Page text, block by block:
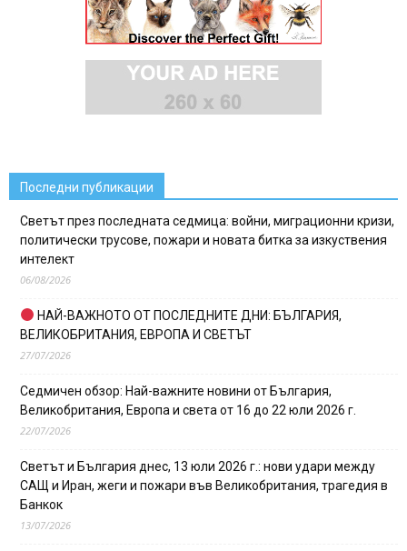
Последни публикации
Светът през последната седмица: войни, миграционни кризи,
политически трусове, пожари и новата битка за изкуствения
интелект
06/08/2026
НАЙ-ВАЖНОТО ОТ ПОСЛЕДНИТЕ ДНИ: БЪЛГАРИЯ,
ВЕЛИКОБРИТАНИЯ, ЕВРОПА И СВЕТЪТ
27/07/2026
Седмичен обзор: Най-важните новини от България,
Великобритания, Европа и света от 16 до 22 юли 2026 г.
22/07/2026
Светът и България днес, 13 юли 2026 г.: нови удари между
САЩ и Иран, жеги и пожари във Великобритания, трагедия в
Банкок
13/07/2026